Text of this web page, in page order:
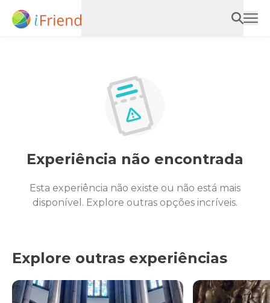
Experiência não encontrada
Esta experiência não existe ou não está mais
disponível. Explore outras opções incríveis.
Explore outras experiências